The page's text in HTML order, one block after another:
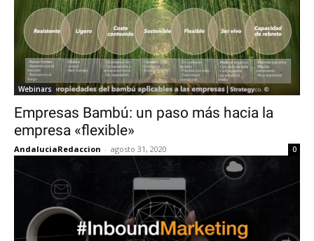
Webinars
Empresas Bambú: un paso más hacia la
empresa «flexible»
AndaluciaRedaccion - agosto 31, 2020 0